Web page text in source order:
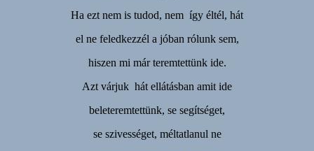
Ha ezt nem is tudod, nem így éltél, hát
el ne feledkezzél a jóban rólunk sem,
hiszen mi már teremtettünk ide.
Azt várjuk hát ellátásban amit ide
beleteremtettünk, se segítséget,
se szivességet, méltatlanul ne